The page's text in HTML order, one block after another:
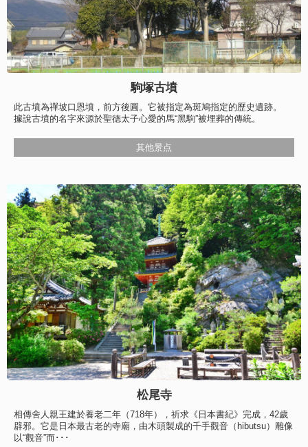
駒塚古墳
此古墳為禪坡口恩墳，前方後圓。它被指定為斑鳩指定的歷史遺跡。
據說古墳的名字來源於聖德太子心愛的馬“黑駒”被埋葬的傳統。
其他景点
松尾寺
相傳舍人親王建於養老二年（718年），祈求《日本書紀》完成，42歲
辟邪。它是日本最古老的寺廟，由木頭製成的千手觀音（hibutsu）雕像
以“觀音”而･･･